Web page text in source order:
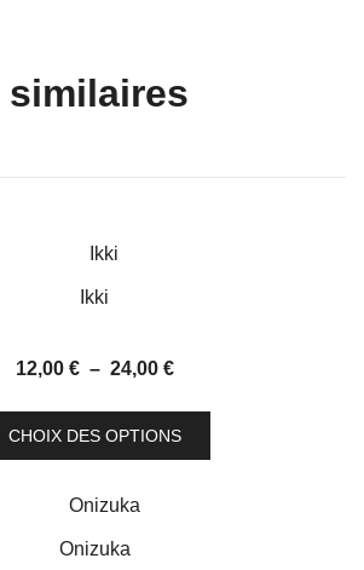
Ikki
12,00 € – 24,00 €Plage
prix :
12,00 €
CHOIX DES OPTIONS
Ce
Onizuka